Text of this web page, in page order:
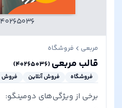
مربعی فروشگاه
قالب مربعی(۴۰۲۶۵۰۳۶)
فروشگاه فروش آنلاین فروش
برخی از ویژگی‌های دومینگو:
۴۰۲۶۵۰۳۶